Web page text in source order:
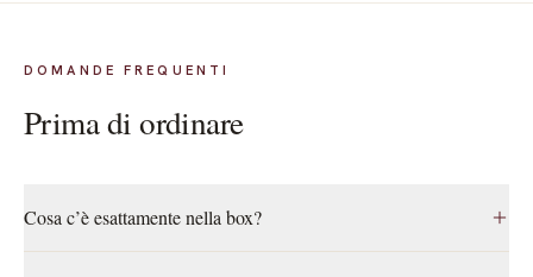
DOMANDE FREQUENTI
Prima di ordinare
Cosa c’è esattamente nella box?